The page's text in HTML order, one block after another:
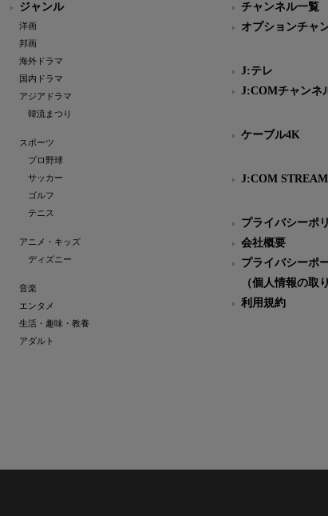
ジャンル
洋画
邦画
海外ドラマ
国内ドラマ
アジアドラマ
韓流まつり
スポーツ
プロ野球
サッカー
ゴルフ
テニス
アニメ・キッズ
ディズニー
音楽
エンタメ
生活・趣味・教養
アダルト
チャンネル一覧
オプションチャ
J:テレ
J:COMチャンネ
ケーブル4K
J:COM STREAM
プライバシーポ
会社概要
プライバシーポ
（個人情報の取
利用規約